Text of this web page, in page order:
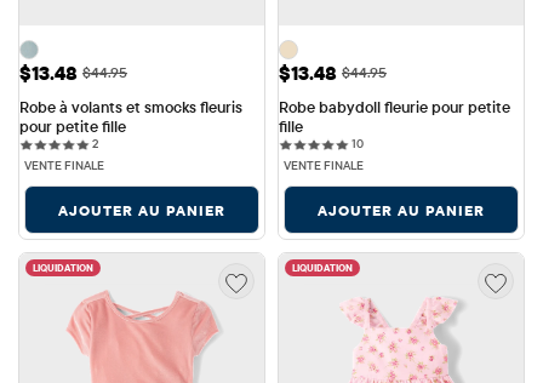
Prix ​​de vente: $13.48
$13.48 Prix ​​d'origine: $44.95
$44.95
Robe à volants et smocks fleuris
pour petite fille
22 reviews
VENTE FINALE
AJOUTER AU PANIER
Prix ​​de vente: $13.48
$13.48 Prix ​​d'origine: $44.95
$44.95
Robe babydoll fleurie pour petite
fille
1010 reviews
VENTE FINALE
AJOUTER AU PANIER
LIQUIDATION LIQUIDATION